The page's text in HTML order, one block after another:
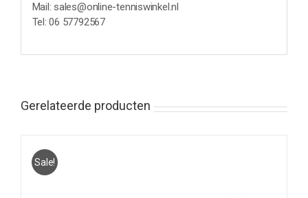
Mail: sales@online-tenniswinkel.nl
Tel: 06 57792567
Gerelateerde producten
Sale!